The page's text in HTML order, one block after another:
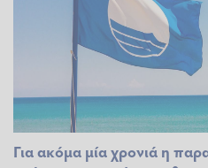
Για ακόμα μία χρονιά η